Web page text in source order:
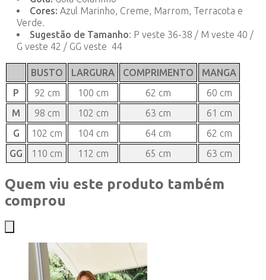
Cores: Azul Marinho, Creme, Marrom, Terracota e
Verde.
Sugestão de Tamanho: P veste 36-38 / M veste 40 /
G veste 42 / GG veste 44
BUSTO LARGURA COMPRIMENTO
MANGA
P
92 cm 100 cm 62 cm
60 cm
M
98 cm 102 cm 63 cm
61 cm
G
102 cm 104 cm 64 cm
62 cm
GG
110 cm 112 cm 65 cm 63 cm
Quem viu este produto também
comprou